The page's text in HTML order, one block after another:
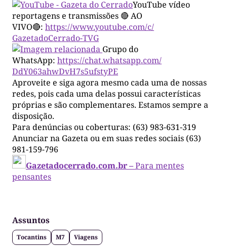
YouTube vídeo
reportagens e transmissões 🔴 AO
VIVO🔴: https://www.youtube.com/c/
GazetadoCerrado-TVG
Grupo do
WhatsApp: https://chat.whatsapp.com/
DdY063ahwDvH7s5ufstyPE
Aproveite e siga agora mesmo cada uma de nossas
redes, pois cada uma delas possui características
próprias e são complementares. Estamos sempre a
disposição.
Para denúncias ou coberturas: (63) 983-631-319
Anunciar na Gazeta ou em suas redes sociais (63)
981-159-796
Gazetadocerrado.com.br –Para mentes
pensantes
Assuntos
Tocantins M7 Viagens